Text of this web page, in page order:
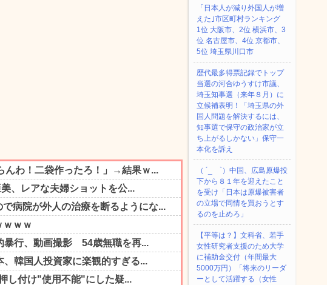
「日本人が減り外国人が増
えた｣市区町村ランキング
1位 大阪市、2位 横浜市、3
位 名古屋市、4位 京都市、
5位 埼玉県川口市
歴代最多得票記録でトップ
当選の河合ゆうすけ市議、
埼玉知事選（来年８月）に
立候補表明！「埼玉県の外
国人問題を解決するには、
知事選で保守の政治家が立
ち上がるしかない」保守一
本化を訴え
（ ´_ゝ`）中国、広島原爆投
下から８１年を迎えたこと
を受け「日本は原爆被害者
の立場で同情を買おうとす
るのを止めろ」
【平等は？】文科省、若手
女性研究者支援のため大学
に補助金交付（年間最大
5000万円）「将来のリーダ
ーとして活躍する（女性